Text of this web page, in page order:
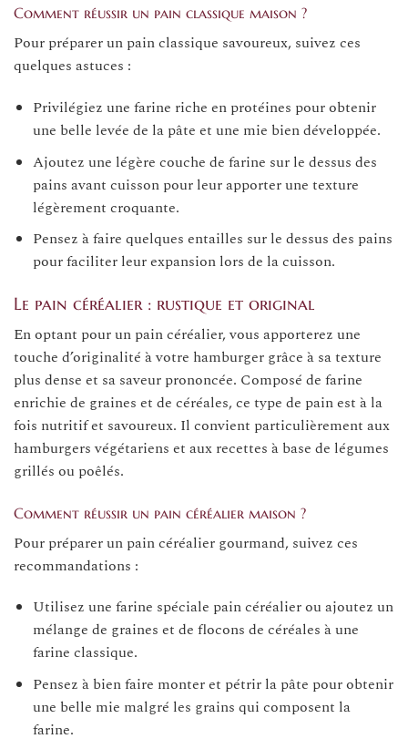
Comment réussir un pain classique maison ?
Pour préparer un pain classique savoureux, suivez ces
quelques astuces :
Privilégiez une farine riche en protéines pour obtenir
une belle levée de la pâte et une mie bien développée.
Ajoutez une légère couche de farine sur le dessus des
pains avant cuisson pour leur apporter une texture
légèrement croquante.
Pensez à faire quelques entailles sur le dessus des pains
pour faciliter leur expansion lors de la cuisson.
Le pain céréalier : rustique et original
En optant pour un pain céréalier, vous apporterez une
touche d’originalité à votre hamburger grâce à sa texture
plus dense et sa saveur prononcée. Composé de farine
enrichie de graines et de céréales, ce type de pain est à la
fois nutritif et savoureux. Il convient particulièrement aux
hamburgers végétariens et aux recettes à base de légumes
grillés ou poêlés.
Comment réussir un pain céréalier maison ?
Pour préparer un pain céréalier gourmand, suivez ces
recommandations :
Utilisez une farine spéciale pain céréalier ou ajoutez un
mélange de graines et de flocons de céréales à une
farine classique.
Pensez à bien faire monter et pétrir la pâte pour obtenir
une belle mie malgré les grains qui composent la
farine.